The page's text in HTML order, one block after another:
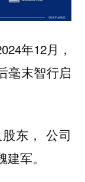
年12月，
毫末智行启
东， 公司
军。